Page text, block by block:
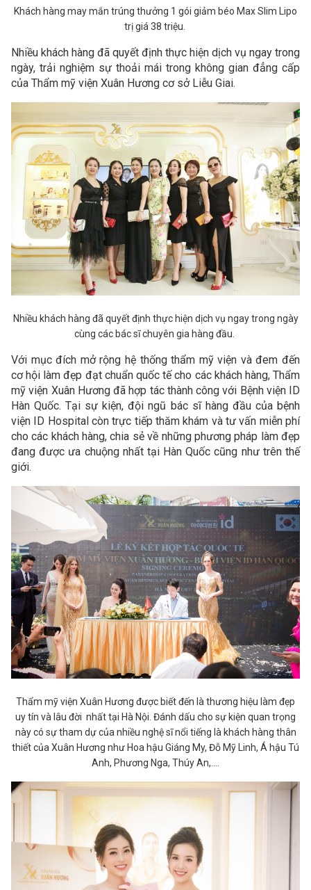
Khách hàng may mắn trúng thưởng 1 gói giảm béo Max Slim Lipo
trị giá 38 triệu.
Nhiều khách hàng đã quyết định thực hiện dịch vụ ngay trong
ngày, trải nghiệm sự thoải mái trong không gian đẳng cấp
của Thẩm mỹ viện Xuân Hương cơ sở Liễu Giai.
Nhiều khách hàng đã quyết định thực hiện dịch vụ ngay trong ngày
cùng các bác sĩ chuyên gia hàng đầu.
Với mục đích mở rộng hệ thống thẩm mỹ viện và đem đến
cơ hội làm đẹp đạt chuẩn quốc tế cho các khách hàng, Thẩm
mỹ viện Xuân Hương đã hợp tác thành công với Bệnh viện ID
Hàn Quốc. Tại sự kiện, đội ngũ bác sĩ hàng đầu của bệnh
viện ID Hospital còn trực tiếp thăm khám và tư vấn miễn phí
cho các khách hàng, chia sẻ về những phương pháp làm đẹp
đang được ưa chuộng nhất tại Hàn Quốc cũng như trên thế
giới.
Thẩm mỹ viện Xuân Hương được biết đến là thương hiệu làm đẹp
uy tín và lâu đời nhất tại Hà Nội. Đánh dấu cho sự kiện quan trọng
này có sự tham dự của nhiều nghệ sĩ nổi tiếng là khách hàng thân
thiết của Xuân Hương như Hoa hậu Giáng My, Đỗ Mỹ Linh, Á hậu Tú
Anh, Phương Nga, Thúy An,….